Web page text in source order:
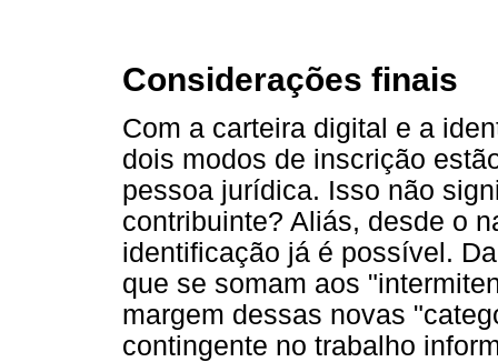
Considerações finais
Com a carteira digital e a
dois modos de inscrição
pessoa jurídica. Isso não
contribuinte? Aliás, desde o
identificação já é possível.
que se somam aos
margem dessas novas
contingente no trabalho